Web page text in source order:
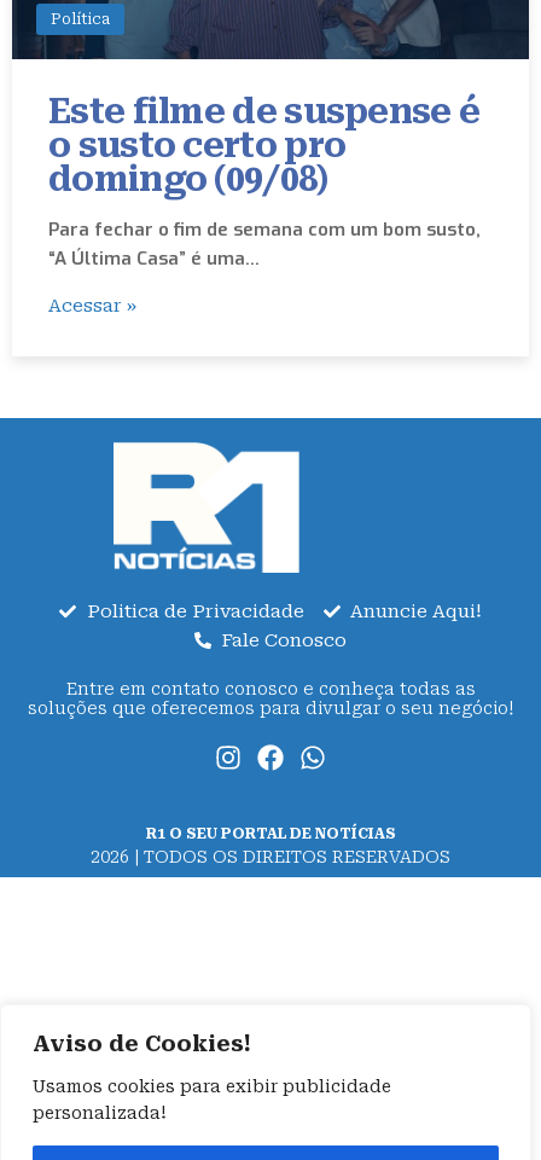
Aviso de Cookies!
Usamos cookies para exibir publicidade
personalizada!
Política
Este filme de suspense é
o susto certo pro
domingo (09/08)
Para fechar o fim de semana com um bom susto,
“A Última Casa” é uma…
Acessar »
Politica de Privacidade
Anuncie Aqui!
Fale Conosco
Entre em contato conosco e conheça todas as
soluções que oferecemos para divulgar o seu negócio!
R1 O SEU PORTAL DE NOTÍCIAS
2026 | TODOS OS DIREITOS RESERVADOS